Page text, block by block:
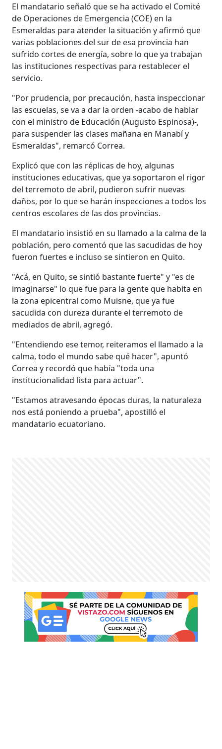
El mandatario señaló que se ha activado el Comité
de Operaciones de Emergencia (COE) en la
Esmeraldas para atender la situación y afirmó que
varias poblaciones del sur de esa provincia han
sufrido cortes de energía, sobre lo que ya trabajan
las instituciones respectivas para restablecer el
servicio.
"Por prudencia, por precaución, hasta inspeccionar
las escuelas, se va a dar la orden -acabo de hablar
con el ministro de Educación (Augusto Espinosa)-,
para suspender las clases mañana en Manabí y
Esmeraldas", remarcó Correa.
Explicó que con las réplicas de hoy, algunas
instituciones educativas, que ya soportaron el rigor
del terremoto de abril, pudieron sufrir nuevas
daños, por lo que se harán inspecciones a todos los
centros escolares de las dos provincias.
El mandatario insistió en su llamado a la calma de la
población, pero comentó que las sacudidas de hoy
fueron fuertes e incluso se sintieron en Quito.
"Acá, en Quito, se sintió bastante fuerte" y "es de
imaginarse" lo que fue para la gente que habita en
la zona epicentral como Muisne, que ya fue
sacudida con dureza durante el terremoto de
mediados de abril, agregó.
"Entendiendo ese temor, reiteramos el llamado a la
calma, todo el mundo sabe qué hacer", apuntó
Correa y recordó que había "toda una
institucionalidad lista para actuar".
"Estamos atravesando épocas duras, la naturaleza
nos está poniendo a prueba", apostilló el
mandatario ecuatoriano.